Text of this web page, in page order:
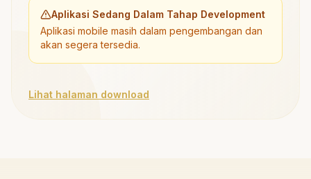
Aplikasi Sedang Dalam Tahap Development
Aplikasi mobile masih dalam pengembangan dan
akan segera tersedia.
Lihat halaman download